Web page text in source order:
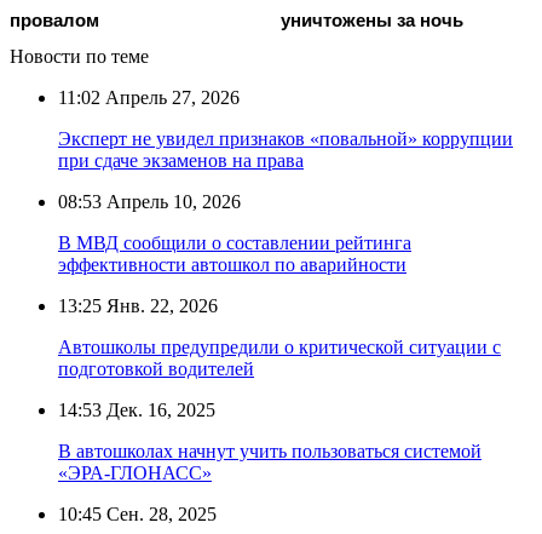
провалом
уничтожены за ночь
Новости по теме
11:02 Апрель 27, 2026
Эксперт не увидел признаков «повальной» коррупции
при сдаче экзаменов на права
08:53 Апрель 10, 2026
В МВД сообщили о составлении рейтинга
эффективности автошкол по аварийности
13:25 Янв. 22, 2026
Автошколы предупредили о критической ситуации с
подготовкой водителей
14:53 Дек. 16, 2025
В автошколах начнут учить пользоваться системой
«ЭРА-ГЛОНАСС»
10:45 Сен. 28, 2025